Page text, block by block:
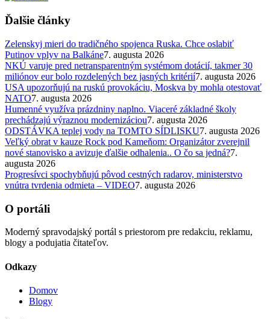
Ďalšie články
Zelenskyj mieri do tradičného spojenca Ruska. Chce oslabiť
Putinov vplyv na Balkáne7. augusta 2026
NKÚ varuje pred netransparentným systémom dotácií, takmer 30
miliónov eur bolo rozdelených bez jasných kritérií7. augusta 2026
USA upozorňujú na ruskú provokáciu, Moskva by mohla otestovať
NATO7. augusta 2026
Humenné využíva prázdniny naplno. Viaceré základné školy
prechádzajú výraznou modernizáciou7. augusta 2026
ODSTÁVKA teplej vody na TOMTO SÍDLISKU7. augusta 2026
Veľký obrat v kauze Rock pod Kameňom: Organizátor zverejnil
nové stanovisko a avizuje ďalšie odhalenia.. O čo sa jedná?7.
augusta 2026
Progresívci spochybňujú pôvod cestných radarov, ministerstvo
vnútra tvrdenia odmieta – VIDEO7. augusta 2026
O portáli
Moderný spravodajský portál s priestorom pre redakciu, reklamu,
blogy a podujatia čitateľov.
Odkazy
Domov
Blogy